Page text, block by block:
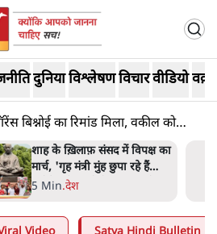
दुनियाविश्लेषणविचारवीडियो
बिश्नोई का रिमांड मिला, वकील को
शाह के ख़िलाफ़ संसद में विपक्ष का
मार्च, 'गृह मंत्री मुंह छुपा रहे हैं
क्योंकि वो छात्रों के गुनहगार हैं'
5 Min.देश